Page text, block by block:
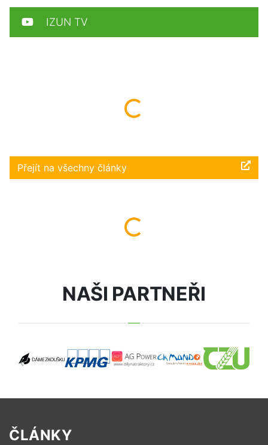
Načítám...
Přejít na všechny články
Načítám...
IZUN TV
NAŠI PARTNEŘI
ČLÁNKY